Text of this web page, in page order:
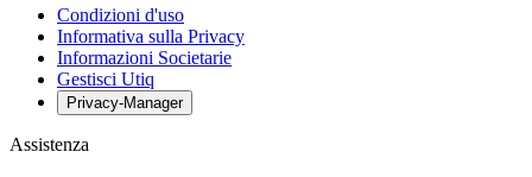
Condizioni d'uso
Informativa sulla Privacy
Informazioni Societarie
Gestisci Utiq
Privacy-Manager
Assistenza